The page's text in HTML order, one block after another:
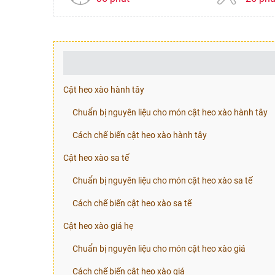
Cật heo xào hành tây
Chuẩn bị nguyên liệu cho món cật heo xào hành tây
Cách chế biến cật heo xào hành tây
Cật heo xào sa tế
Chuẩn bị nguyên liệu cho món cật heo xào sa tế
Cách chế biến cật heo xào sa tế
Cật heo xào giá hẹ
Chuẩn bị nguyên liệu cho món cật heo xào giá
Cách chế biến cật heo xào giá